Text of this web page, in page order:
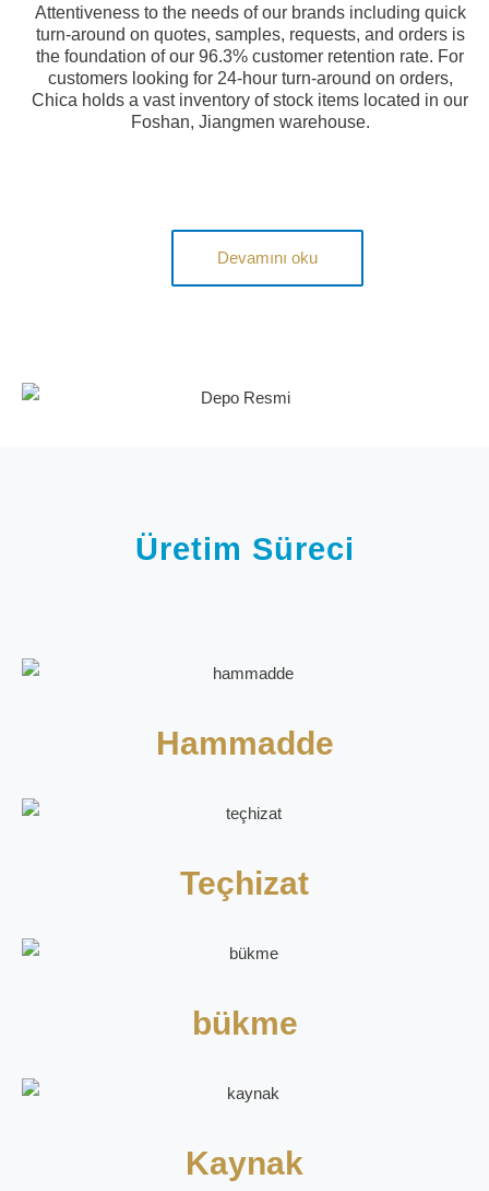
Attentiveness to the needs of our brands including quick
turn-around on quotes, samples, requests, and orders is
the foundation of our 96.3% customer retention rate. For
customers looking for 24-hour turn-around on orders,
Chica holds a vast inventory of stock items located in our
Foshan, Jiangmen warehouse.
Devamını oku
Üretim Süreci
Hammadde
Teçhizat
bükme
Kaynak